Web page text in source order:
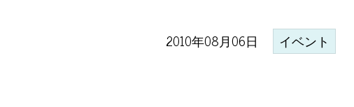
2010年08月06日 イベント